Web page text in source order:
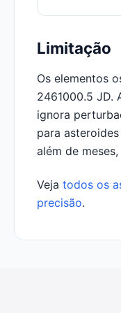
Limitação
Os elementos
2461000.5 JD.
ignora
para
além de
Veja todos os
precisão.